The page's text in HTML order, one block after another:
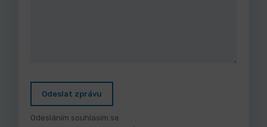
Odeslat zprávu
Odesláním souhlasím se